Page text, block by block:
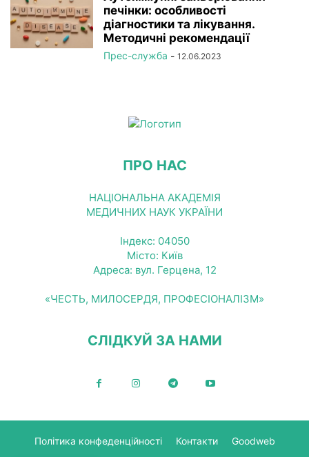
печінки: особливості
діагностики та лікування.
Методичні рекомендації
Прес-служба - 12.06.2023
ПРО НАС
НАЦІОНАЛЬНА АКАДЕМІЯ
МЕДИЧНИХ НАУК УКРАЇНИ
Індекс: 04050
Місто: Київ
Адреса: вул. Герцена, 12
«ЧЕСТЬ, МИЛОСЕРДЯ, ПРОФЕСІОНАЛІЗМ»
СЛІДКУЙ ЗА НАМИ
Політика конфеденційності Контакти Goodweb